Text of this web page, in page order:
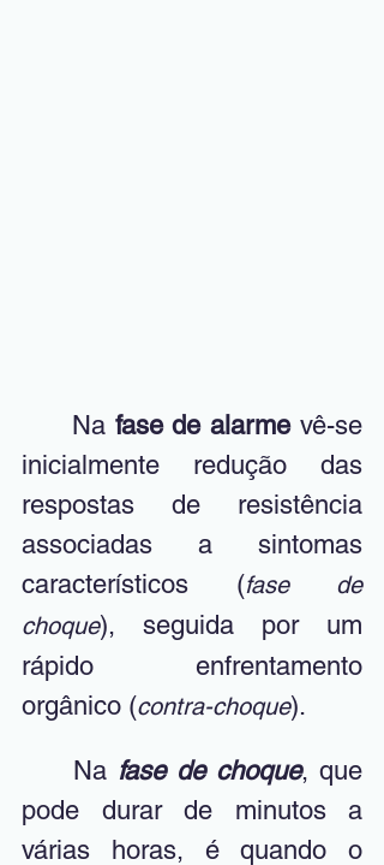
	Na
fase de alarme vê-se
inicialmente redução das
respostas de resistência
associadas a sintomas
característicos (fase de
choque), seguida por um
rápido enfrentamento
orgânico (contra-choque).
	Na
fase de choque, que
pode durar de minutos a
várias horas, é quando o